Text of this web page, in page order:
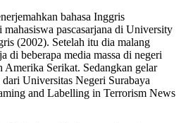
bahasa Inggris
mahasiswa pascasarjana di University
(2002). Setelah itu dia malang
di beberapa media massa di negeri
Amerika Serikat. Sedangkan gelar
Universitas Negeri Surabaya
and Labelling in Terrorism News